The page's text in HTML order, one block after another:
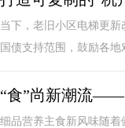
当下，老旧小区电梯更
国债支持范围，鼓励各
“食”尚新潮流
细品营养主食新风味随